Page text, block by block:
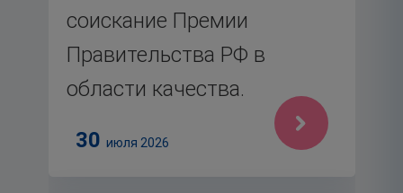
соискание Премии
Правительства РФ в
области качества.
30 июля 2026